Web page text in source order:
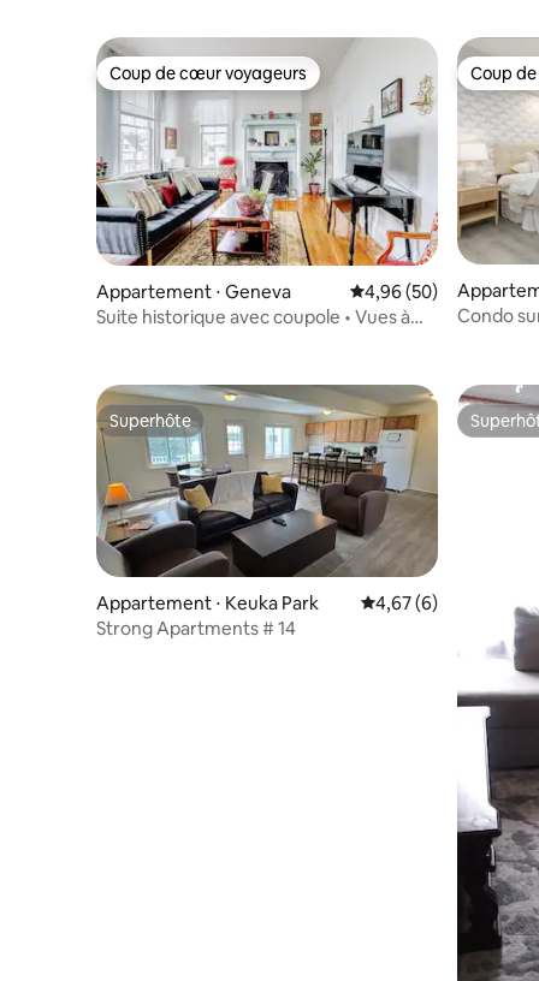
Coup de cœur voyageurs
Coup de cœur voyageurs
Appartement ⋅ Geneva Évaluation moyenne
4,96 (50)
Suite historique avec coupole • Vues à
Coup
Coup
Condo
Superhôte
Superhôte
Appartement ⋅ Keuka Park Évaluation moyenne
4,67 (6)
Strong Apartments # 14